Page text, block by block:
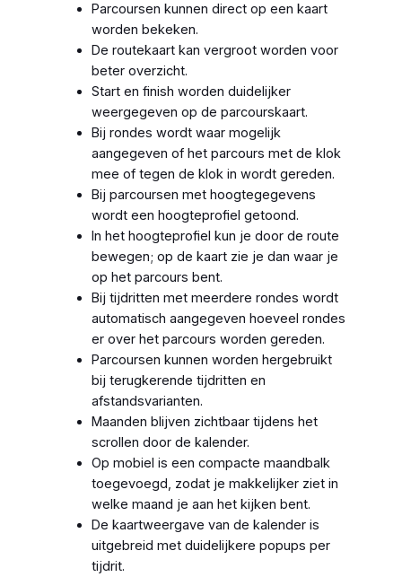
Parcoursen kunnen direct op een kaart
worden bekeken.
De routekaart kan vergroot worden voor
beter overzicht.
Start en finish worden duidelijker
weergegeven op de parcourskaart.
Bij rondes wordt waar mogelijk
aangegeven of het parcours met de klok
mee of tegen de klok in wordt gereden.
Bij parcoursen met hoogtegegevens
wordt een hoogteprofiel getoond.
In het hoogteprofiel kun je door de route
bewegen; op de kaart zie je dan waar je
op het parcours bent.
Bij tijdritten met meerdere rondes wordt
automatisch aangegeven hoeveel rondes
er over het parcours worden gereden.
Parcoursen kunnen worden hergebruikt
bij terugkerende tijdritten en
afstandsvarianten.
Maanden blijven zichtbaar tijdens het
scrollen door de kalender.
Op mobiel is een compacte maandbalk
toegevoegd, zodat je makkelijker ziet in
welke maand je aan het kijken bent.
De kaartweergave van de kalender is
uitgebreid met duidelijkere popups per
tijdrit.